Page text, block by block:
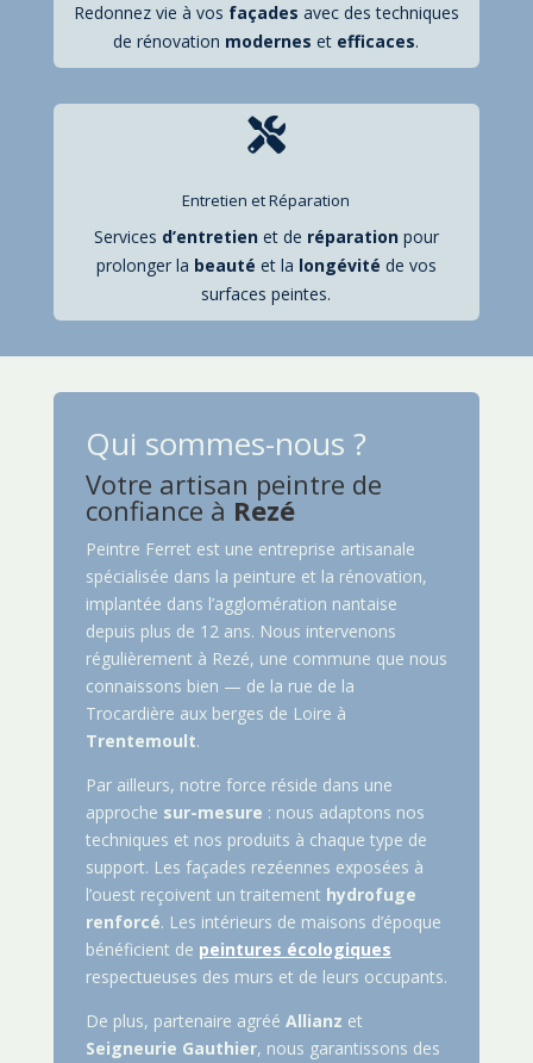
Redonnez vie à vos façades avec des techniques
de rénovation modernes et efficaces.

Entretien et Réparation
Services d’entretienet de réparationpour
prolonger la beauté et la longévité de vos
surfaces peintes.
Qui sommes-nous ?
Votre artisan peintre de
confiance à Rezé
Peintre Ferret est une entreprise artisanale
spécialisée dans la peinture et la rénovation,
implantée dans l’agglomération nantaise
depuis plus de 12 ans. Nous intervenons
régulièrement à Rezé, une commune que nous
connaissons bien — de la rue de la
Trocardière aux berges de Loire à
Trentemoult.
Par ailleurs, notre force réside dans une
approche sur-mesure : nous adaptons nos
techniques et nos produits à chaque type de
support. Les façades rezéennes exposées à
l’ouest reçoivent un traitement hydrofuge
renforcé. Les intérieurs de maisons d’époque
bénéficient de peintures écologiques
respectueuses des murs et de leurs occupants.
De plus, partenaire agréé Allianz et
Seigneurie Gauthier, nous garantissons des